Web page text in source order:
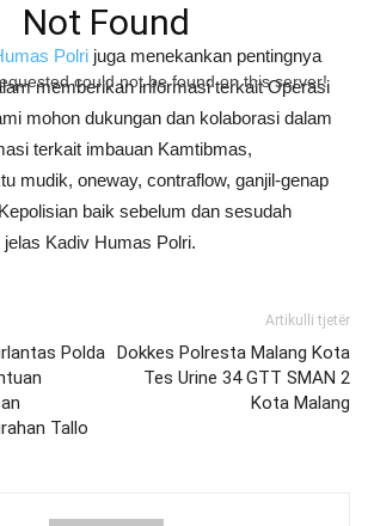
Polri juga menekankan pentingnya
memberikan informasi terkait Operasi
mohon dukungan dan kolaborasi dalam
terkait imbauan Kamtibmas,
mudik, oneway, contraflow, ganjil-genap
baik sebelum dan sesudah
jelas Kadiv Humas Polri.
Polda
Tallo
Artikulli tjetër
Dokkes Polresta Malang Kota
Tes Urine 34 GTT SMAN 2
Kota Malang
Not Found
could not be found on this server!